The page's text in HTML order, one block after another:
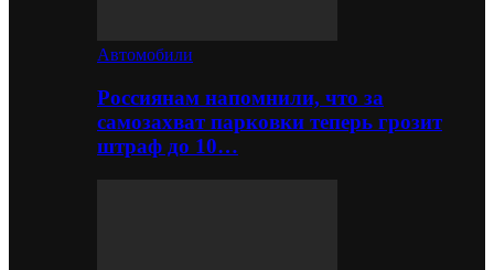
Автомобили
Россиянам напомнили, что за
самозахват парковки теперь грозит
штраф до 10…